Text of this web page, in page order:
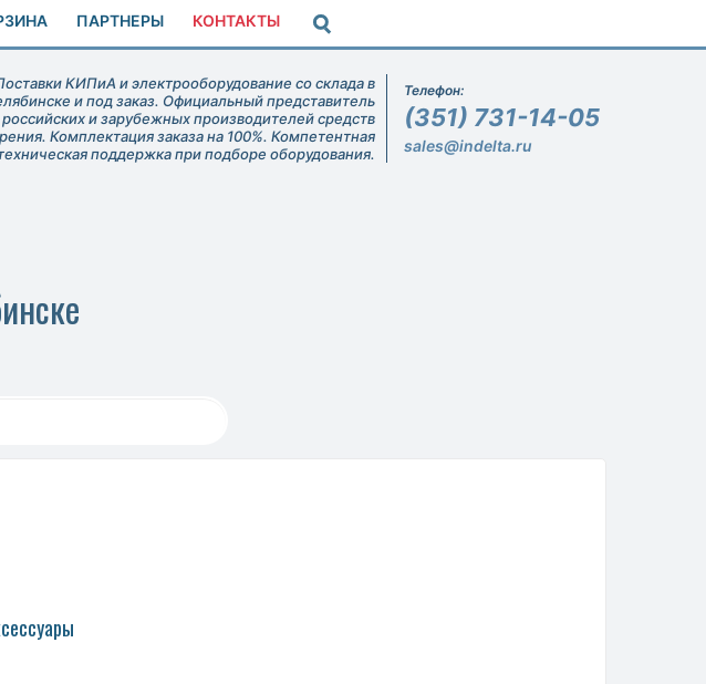
ПАРТНЕРЫ КОНТАКТЫ
КИПиА и электрооборудование со склада в
и под заказ. Официальный представитель
и зарубежных производителей средств
Комплектация заказа на 100%. Компетентная
поддержка при подборе оборудования.
Телефон:
(351) 731-14-05
sales@indelta.ru